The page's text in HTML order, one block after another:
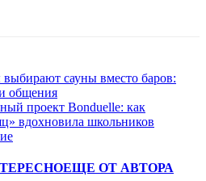
сауны вместо баров:
общения
проект Bonduelle: как
вдохновила школьников
ЕЩЕ ОТ АВТОРА